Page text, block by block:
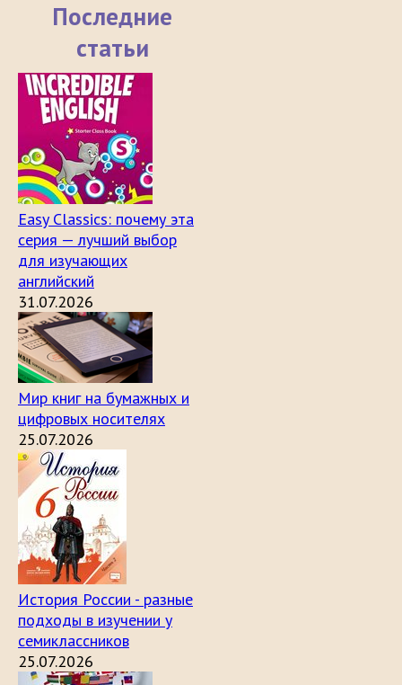
Последние
статьи
Easy Classics: почему эта
серия — лучший выбор
для изучающих
английский
31.07.2026
Мир книг на бумажных и
цифровых носителях
25.07.2026
История России - разные
подходы в изучении у
семиклассников
25.07.2026